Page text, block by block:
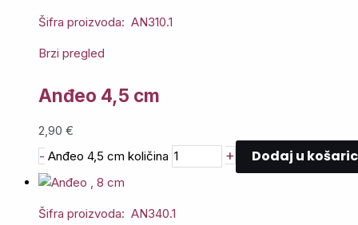
Šifra proizvoda: AN310.1
Brzi pregled
Anđeo 4,5 cm
2,90 €
- Anđeo 4,5 cm količina + Dodaj u
Šifra proizvoda: AN340.1